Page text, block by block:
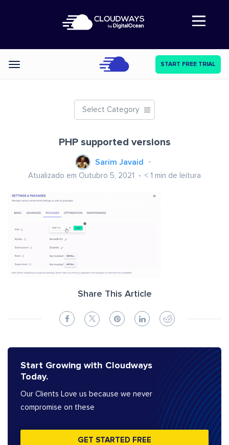
Abre a navegação
Categories START FREE TRIAL
Select Category
PHP supported versions
Sarim Javaid
Atualizado em Outubro 5, 2021 < 1 min de leitura
Share This Article
Start Growing with Cloudways
Today.
Our Clients Love us because we never
compromise on these
GET STARTED FREE